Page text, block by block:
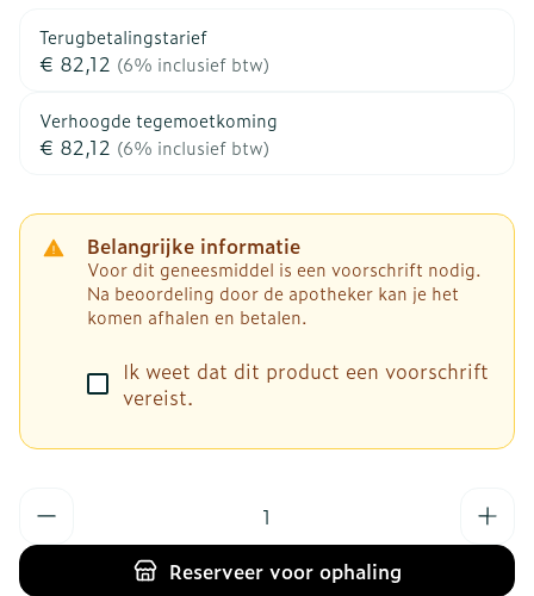
Terugbetalingstarief
€ 82,12 (6% inclusief btw)
Verhoogde tegemoetkoming
€ 82,12 (6% inclusief btw)
Belangrijke informatie
Voor dit geneesmiddel is een voorschrift nodig.
Na beoordeling door de apotheker kan je het
komen afhalen en betalen.
Ik weet dat dit product een voorschrift
vereist.
Reserveervoor ophaling